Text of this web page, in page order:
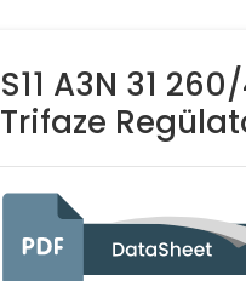
S11 A3N 31
Trifaze